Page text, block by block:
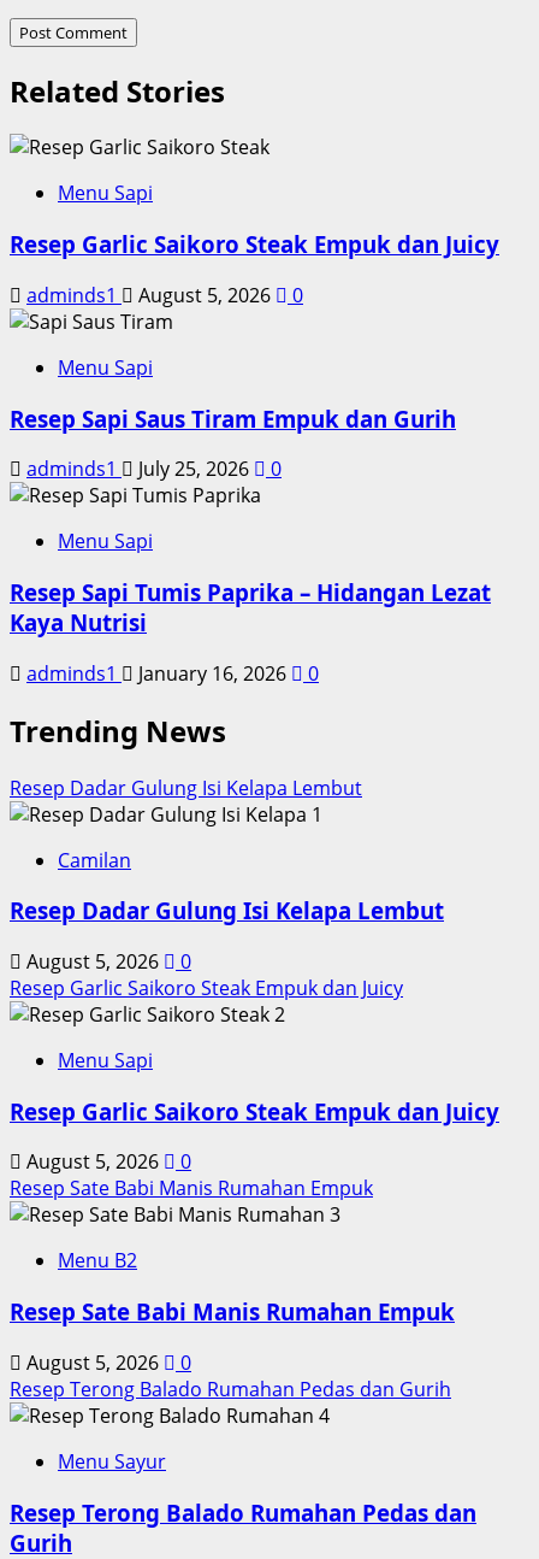
Related Stories
Menu Sapi
Resep Garlic Saikoro Steak Empuk dan Juicy
adminds1 August 5, 2026 0
Menu Sapi
Resep Sapi Saus Tiram Empuk dan Gurih
adminds1 July 25, 2026 0
Menu Sapi
Resep Sapi Tumis Paprika – Hidangan Lezat
Kaya Nutrisi
adminds1 January 16, 2026 0
Trending News
Resep Dadar Gulung Isi Kelapa Lembut
1
Camilan
Resep Dadar Gulung Isi Kelapa Lembut
August 5, 2026
0
Resep Garlic Saikoro Steak Empuk dan Juicy
2
Menu Sapi
Resep Garlic Saikoro Steak Empuk dan Juicy
August 5, 2026
0
Resep Sate Babi Manis Rumahan Empuk
3
Menu B2
Resep Sate Babi Manis Rumahan Empuk
August 5, 2026
0
Resep Terong Balado Rumahan Pedas dan Gurih
4
Menu Sayur
Resep Terong Balado Rumahan Pedas dan
Gurih